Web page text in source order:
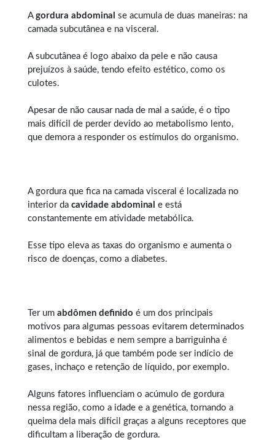
A gordura abdominal se acumula de duas maneiras: na
camada subcutânea e na visceral.
A subcutânea é logo abaixo da pele e não causa
prejuízos à saúde, tendo efeito estético, como os
culotes.
Apesar de não causar nada de mal a saúde, é o tipo
mais difícil de perder devido ao metabolismo lento,
que demora a responder os estímulos do organismo.
A gordura que fica na camada visceral é localizada no
interior da cavidade abdominal e está
constantemente em atividade metabólica.
Esse tipo eleva as taxas do organismo e aumenta o
risco de doenças, como a diabetes.
Ter um abdômen definido é um dos principais
motivos para algumas pessoas evitarem determinados
alimentos e bebidas e nem sempre a barriguinha é
sinal de gordura, já que também pode ser indício de
gases, inchaço e retenção de líquido, por exemplo.
Alguns fatores influenciam o acúmulo de gordura
nessa região, como a idade e a genética, tornando a
queima dela mais difícil graças a alguns receptores que
dificultam a liberação de gordura.